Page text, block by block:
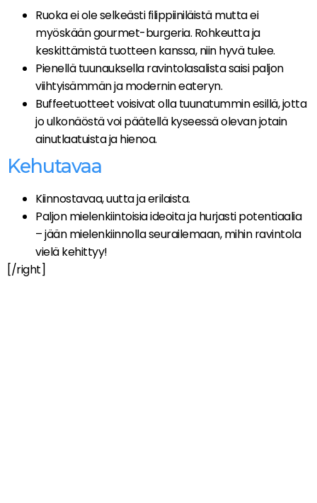
Ruoka ei ole selkeästi filippiiniläistä mutta ei
myöskään gourmet-burgeria. Rohkeutta ja
keskittämistä tuotteen kanssa, niin hyvä tulee.
Pienellä tuunauksella ravintolasalista saisi paljon
viihtyisämmän ja modernin eateryn.
Buffeetuotteet voisivat olla tuunatummin esillä, jotta
jo ulkonäöstä voi päätellä kyseessä olevan jotain
ainutlaatuista ja hienoa.
Kehutavaa
Kiinnostavaa, uutta ja erilaista.
Paljon mielenkiintoisia ideoita ja hurjasti potentiaalia
– jään mielenkiinnolla seurailemaan, mihin ravintola
vielä kehittyy!
[/right]